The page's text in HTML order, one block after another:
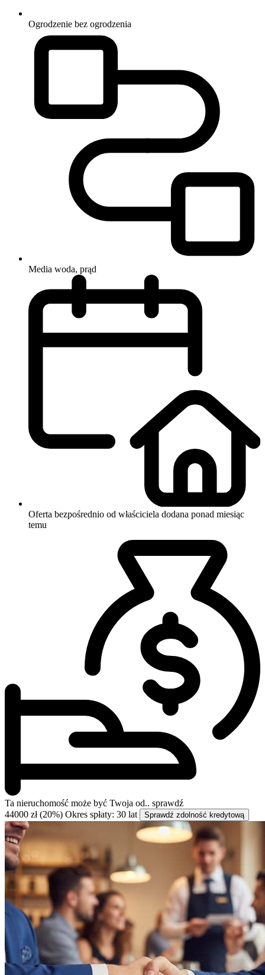
Ogrodzenie bez ogrodzenia
Media woda, prąd
Oferta bezpośrednio od właściciela dodana ponad miesiąc
temu
Ta nieruchomość może być Twoja od.. sprawdź
44000 zł (20%) Okres spłaty: 30 lat Sprawdź zdolność kredytową